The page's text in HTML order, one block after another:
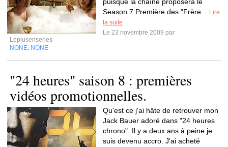
Season 7 Première des "Frère...
Lire
la suite
Le 23 novembre 2009 par
Leplusenseries
NONE NONE
"24 heures" saison 8 : premières
vidéos promotionnelles.
Qu'est ce j'ai hâte de retrouver mon
Jack Bauer adoré dans "24 heures
chrono". Il y a deux ans à peine je
suis devenu accro. J'ai acheté